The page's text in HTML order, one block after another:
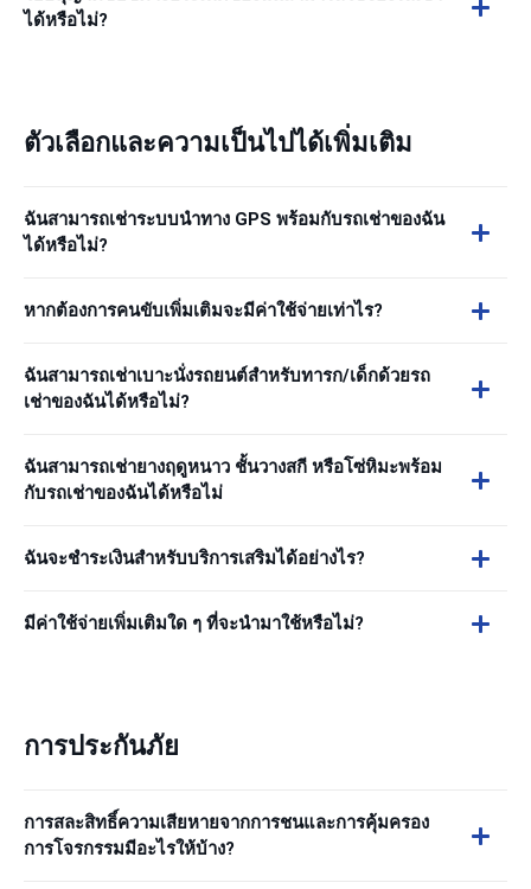
ได้หรือไม่?
ตัวเลือกและความเป็นไปได้เพิ่มเติม
ฉันสามารถเช่าระบบนำทาง GPS พร้อมกับรถเช่าของฉัน
ได้หรือไม่?
หากต้องการคนขับเพิ่มเติมจะมีค่าใช้จ่ายเท่าไร?
ฉันสามารถเช่าเบาะนั่งรถยนต์สำหรับทารก/เด็กด้วยรถ
เช่าของฉันได้หรือไม่?
ฉันสามารถเช่ายางฤดูหนาว ชั้นวางสกี หรือโซ่หิมะพร้อม
กับรถเช่าของฉันได้หรือไม่
ฉันจะชำระเงินสำหรับบริการเสริมได้อย่างไร?
มีค่าใช้จ่ายเพิ่มเติมใด ๆ ที่จะนำมาใช้หรือไม่?
การประกันภัย
การสละสิทธิ์ความเสียหายจากการชนและการคุ้มครอง
การโจรกรรมมีอะไรให้บ้าง?